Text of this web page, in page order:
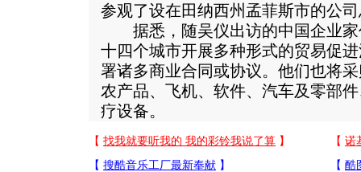
参观了设在田纳西州孟菲斯市的公
据悉，随吴仪出访的中国企业家
十四个城市开展多种形式的贸易促
署诸多商业合同或协议。他们也将
农产品、飞机、软件、汽车及零部
疗设备。